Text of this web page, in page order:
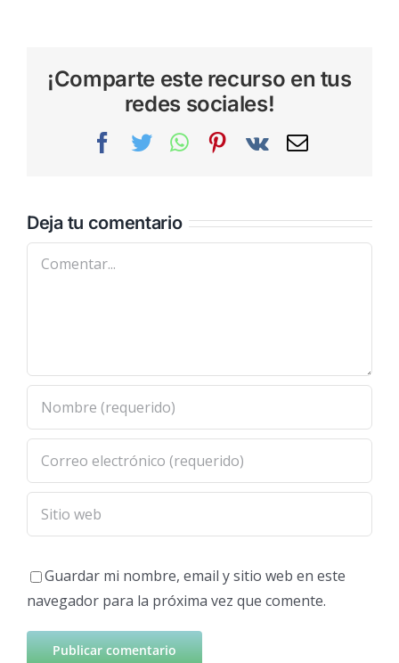
¡Comparte este recurso en tus
redes sociales!
Facebook
TwitterWhatsAppPinterest
Vk
Correo
Deja tu comentario
Comentar
Guardar mi nombre, email y sitio web en este
navegador para la próxima vez que comente.